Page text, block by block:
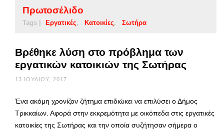
Πρωτοσέλιδο
Tags | Εργατικές Κατοικίες Σωτήρα
Βρέθηκε λύση στο πρόβλημα των
εργατικών κατοικιών της Σωτήρας
13 ΙΟΥΛΊΟΥ, 2017
Ένα ακόμη χρονίζον ζήτημα επιδιώκει να επιλύσει ο Δήμος
Τρικκαίων. Αφορά στην εκκρεμότητα με οικόπεδα στις εργατικές
κατοικίες της Σωτήρας και την οποία συζήτησαν σήμερα ο